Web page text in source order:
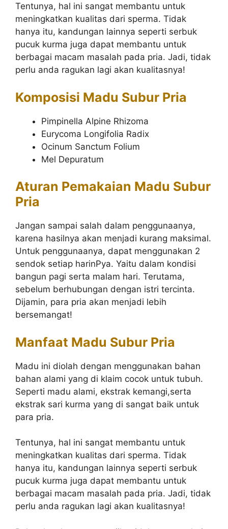
Tentunya, hal ini sangat membantu untuk
meningkatkan kualitas dari sperma. Tidak
hanya itu, kandungan lainnya seperti serbuk
pucuk kurma juga dapat membantu untuk
berbagai macam masalah pada pria. Jadi, tidak
perlu anda ragukan lagi akan kualitasnya!
Komposisi Madu Subur Pria
Pimpinella Alpine Rhizoma
Eurycoma Longifolia Radix
Ocinum Sanctum Folium
Mel Depuratum
Aturan Pemakaian Madu Subur
Pria
Jangan sampai salah dalam penggunaanya,
karena hasilnya akan menjadi kurang maksimal.
Untuk penggunaanya, dapat menggunakan 2
sendok setiap harinPya. Yaitu dalam kondisi
bangun pagi serta malam hari. Terutama,
sebelum berhubungan dengan istri tercinta.
Dijamin, para pria akan menjadi lebih
bersemangat!
Manfaat Madu Subur Pria
Madu ini diolah dengan menggunakan bahan
bahan alami yang di klaim cocok untuk tubuh.
Seperti madu alami, ekstrak kemangi,serta
ekstrak sari kurma yang di sangat baik untuk
para pria.
Tentunya, hal ini sangat membantu untuk
meningkatkan kualitas dari sperma. Tidak
hanya itu, kandungan lainnya seperti serbuk
pucuk kurma juga dapat membantu untuk
berbagai macam masalah pada pria. Jadi, tidak
perlu anda ragukan lagi akan kualitasnya!